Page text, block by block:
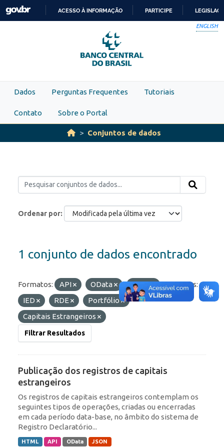
Skip to main content
PARA
O
CONTEÚDO
ACESSO À INFORMAÇÃO PARTICIPE
ENGLISH
Dados Perguntas Frequentes Tutoriais
Contato Sobre o Portal
Conjuntos de dados
Ordenar por
1 conjunto de dados encontrado
Formatos: API OData JSON
Etiquetas:
IED
RDE
Portfólio
Capitais Estrangeiros
Filtrar Resultados
Publicação dos registros de capitais
estrangeiros
Os registros de capitais estrangeiros contemplam os
seguintes tipos de operações, criadas ou encerradas
em cada período data-base, no âmbito do sistema de
Registro Declaratório...
HTML API OData JSON